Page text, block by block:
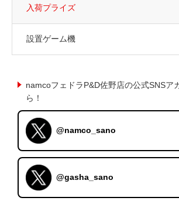
入荷プライズ
設置ゲーム機
namcoフェドラP&D佐野店の公式SNSア
ら！
@namco_sano
@gasha_sano